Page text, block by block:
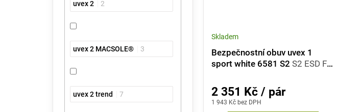
uvex 2 2
uvex 2 MACSOLE® 3
uvex 2 trend 7
Bezpečnostní obuv uvex 1
sport white 6581 S2 S2 ESD FO
Skladem
1 943 Kč bez DPH
2 351 Kč / pár